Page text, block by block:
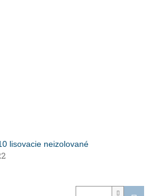
lisovacie neizolované